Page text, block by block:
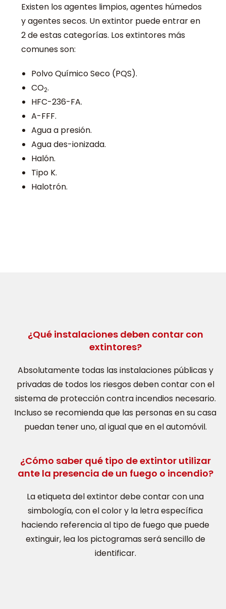
Existen los agentes limpios, agentes húmedos
y agentes secos. Un extintor puede entrar en
2 de estas categorías. Los extintores más
comunes son:
Polvo Químico Seco (PQS).
CO2.
HFC-236-FA.
A-FFF.
Agua a presión.
Agua des-ionizada.
Halón.
Tipo K.
Halotrón.
¿Qué instalaciones deben contar con
extintores?
Absolutamente todas las instalaciones públicas y
privadas de todos los riesgos deben contar con el
sistema de protección contra incendios necesario.
Incluso se recomienda que las personas en su casa
puedan tener uno, al igual que en el automóvil.
¿Cómo saber qué tipo de extintor utilizar
ante la presencia de un fuego o incendio?
La etiqueta del extintor debe contar con una
simbología, con el color y la letra específica
haciendo referencia al tipo de fuego que puede
extinguir, lea los pictogramas será sencillo de
identificar.